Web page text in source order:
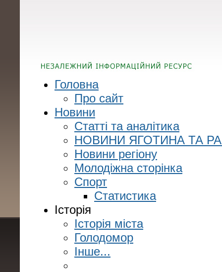
Головна
Про сайт
Новини
Статті та аналітика
НОВИНИ ЯГОТИНА ТА
Новини регіону
Молодіжна сторінка
Спорт
Статистика
Історія
Історія міста
Голодомор
Інше...